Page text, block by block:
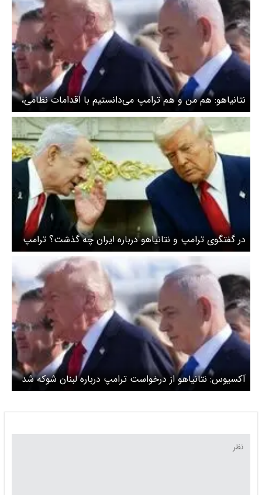
نتانیاهو: هم من و هم ترامپ می‌دانستیم با اقدامات نظامی،
امکان سقوط ایران قطعی نیست
در گفتگوی ترامپ و نتانیاهو درباره ایران چه گذشت؟ ترامپ
تاکید کرد مذاکرات ایران و آمریکا به‌طور کامل در حیطه
مسئولیت شخصی او قرار دارد
آکسیوس: نتانیاهو از درخواست ترامپ درباره لبنان شوکه شد